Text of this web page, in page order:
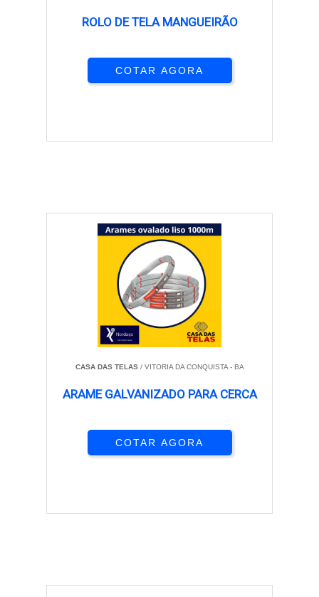
ROLO DE TELA MANGUEIRÃO
COTAR AGORA
CASA DAS TELAS/ VITORIA DA CONQUISTA - BA
ARAME GALVANIZADO PARA CERCA
COTAR AGORA